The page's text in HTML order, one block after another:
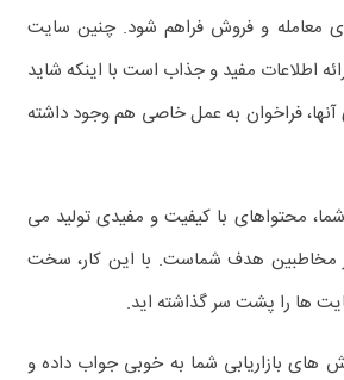
معامله و فروش فراهم شود. چنین سایت
اطلاعات مفید و جذاب است با اینکه شاید
آنها، فراخوان به عمل خاصی هم وجود داشته
محتواهای با کیفیت و مفیدی تولید می
مخاطبین هدف شماست. با این کار، سخت
ها را پشت سر گذاشته اید.
های بازاریابی شما به خوبی جواب داده و